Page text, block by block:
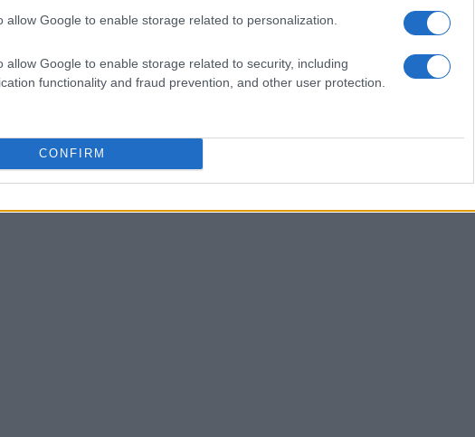
allow Google to enable storage related to personalization.
allow Google to enable storage related to security, including
functionality and fraud prevention, and other user protection.
CONFIRM
finanziaria
Editore ha programmato una serie di
Questi eventi saranno focalizzati sui
ai dati relativi al bilancio al 31 dicembre
al 30 giugno 2026. Le presentazioni si
del Consiglio di Amministrazione.